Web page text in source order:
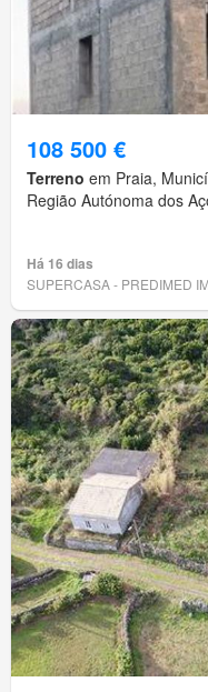
108 500 €
Terreno em Praia,
Região Autónoma dos
Há 16 dias
SUPERCASA - PREDIMED